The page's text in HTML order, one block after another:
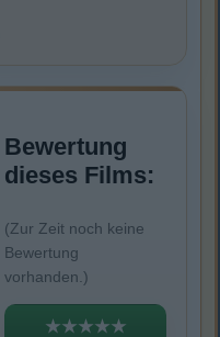
Bewertung
dieses Films:
(Zur Zeit noch keine
Bewertung
vorhanden.)
★★★★★